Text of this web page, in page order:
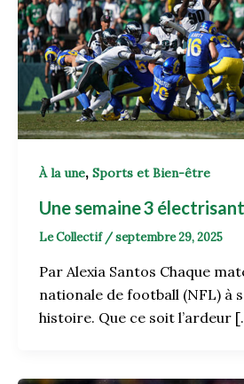
À la une, Sports et Bien-être
Une semaine 3
Le Collectif /septembre 29, 2025
Par Alexia Santos Chaque
nationale de football (NFL) à
histoire. Que ce soit l’ardeur